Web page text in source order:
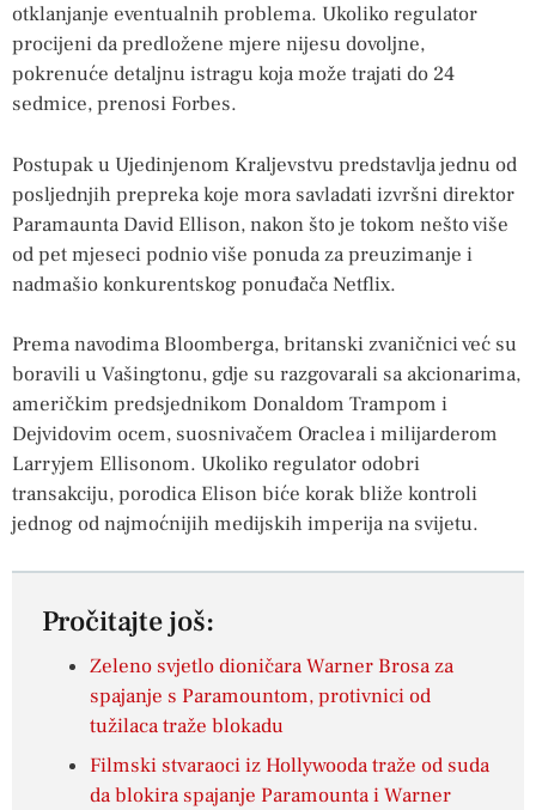
otklanjanje eventualnih problema. Ukoliko regulator
procijeni da predložene mjere nijesu dovoljne,
pokrenuće detaljnu istragu koja može trajati do 24
sedmice, prenosi Forbes.
Postupak u Ujedinjenom Kraljevstvu predstavlja jednu od
posljednjih prepreka koje mora savladati izvršni direktor
Paramaunta David Ellison, nakon što je tokom nešto više
od pet mjeseci podnio više ponuda za preuzimanje i
nadmašio konkurentskog ponuđača Netflix.
Prema navodima Bloomberga, britanski zvaničnici već su
boravili u Vašingtonu, gdje su razgovarali sa akcionarima,
američkim predsjednikom Donaldom Trampom i
Dejvidovim ocem, suosnivačem Oraclea i milijarderom
Larryjem Ellisonom. Ukoliko regulator odobri
transakciju, porodica Elison biće korak bliže kontroli
jednog od najmoćnijih medijskih imperija na svijetu.
Pročitajte još:
Zeleno svjetlo dioničara Warner Brosa za
spajanje s Paramountom, protivnici od
tužilaca traže blokadu
Filmski stvaraoci iz Hollywooda traže od suda
da blokira spajanje Paramounta i Warner